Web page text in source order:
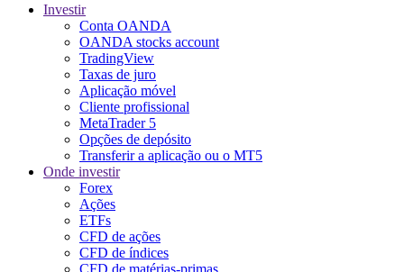
Investir
Conta OANDA
OANDA stocks account
TradingView
Taxas de juro
Aplicação móvel
Cliente profissional
MetaTrader 5
Opções de depósito
Transferir a aplicação ou o MT5
Onde investir
Forex
Ações
ETFs
CFD de ações
CFD de índices
CFD de matérias-primas